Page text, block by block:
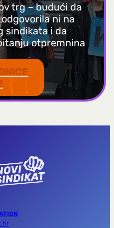
trg – budući da
ni na
sindikata i da
otpremnina